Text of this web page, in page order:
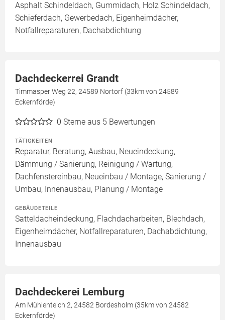
Asphalt Schindeldach, Gummidach, Holz Schindeldach,
Schieferdach, Gewerbedach, Eigenheimdächer,
Notfallreparaturen, Dachabdichtung
Dachdeckerrei Grandt
Timmasper Weg 22, 24589 Nortorf (33km von 24589
Eckernförde)
0 Sterne aus 5 Bewertungen
TÄTIGKEITEN
Reparatur, Beratung, Ausbau, Neueindeckung,
Dämmung / Sanierung, Reinigung / Wartung,
Dachfenstereinbau, Neueinbau / Montage, Sanierung /
Umbau, Innenausbau, Planung / Montage
GEBÄUDETEILE
Satteldacheindeckung, Flachdacharbeiten, Blechdach,
Eigenheimdächer, Notfallreparaturen, Dachabdichtung,
Innenausbau
Dachdeckerei Lemburg
Am Mühlenteich 2, 24582 Bordesholm (35km von 24582
Eckernförde)